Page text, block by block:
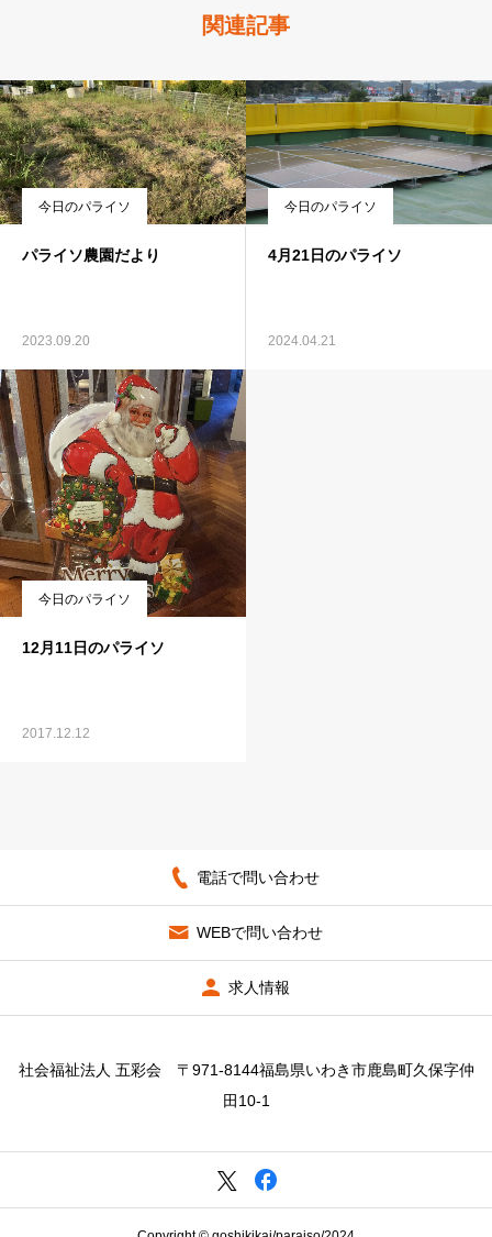
関連記事
今日のパライソ
パライソ農園だより
2023.09.20
今日のパライソ
4月21日のパライソ
2024.04.21
今日のパライソ
12月11日のパライソ
2017.12.12
電話で問い合わせ
WEBで問い合わせ
求人情報
社会福祉法人 五彩会 〒971-8144福島県いわき市鹿島町久保字仲
田10-1